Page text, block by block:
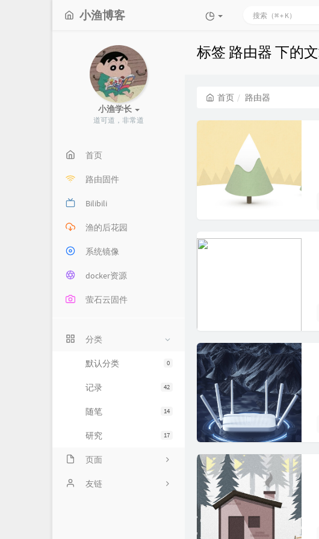
小渔博客
小渔学长
道可道，非常道
首页
路由固件
Bilibili
渔的后花园
系统镜像
docker资源
萤石云固件
分类
0
默认分类
42
记录
14
随笔
17
研究
页面
关于友链
标签 路由器 下的
首页 路由器